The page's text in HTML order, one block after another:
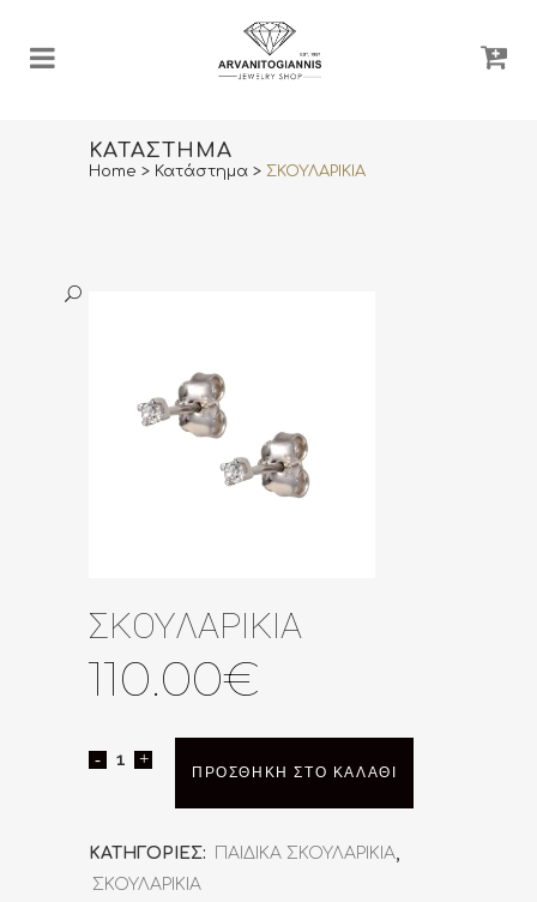
ΚΑΤΆΣΤΗΜΑ
Home > Κατάστημα > ΣΚΟΥΛΑΡΙΚΙΑ
ΣΚΟΥΛΑΡΙΚΙΑ
110.00€
ΣΚΟΥΛΑΡΙΚΙΑ
ΠΡΟΣΘΉΚΗ ΣΤΟ ΚΑΛΆΘΙ
ΚΑΤΗΓΟΡΊΕΣ: ΠΑΙΔΙΚΑ ΣΚΟΥΛΑΡΙΚΙΑ
ΣΚΟΥΛΑΡΙΚΙΑ